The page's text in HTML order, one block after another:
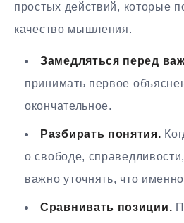
простых действий, которые
качество мышления.
Замедляться перед
принимать первое
окончательное.
Разбирать понятия.
о свободе,
важно уточнять, что
Сравнивать позиции.